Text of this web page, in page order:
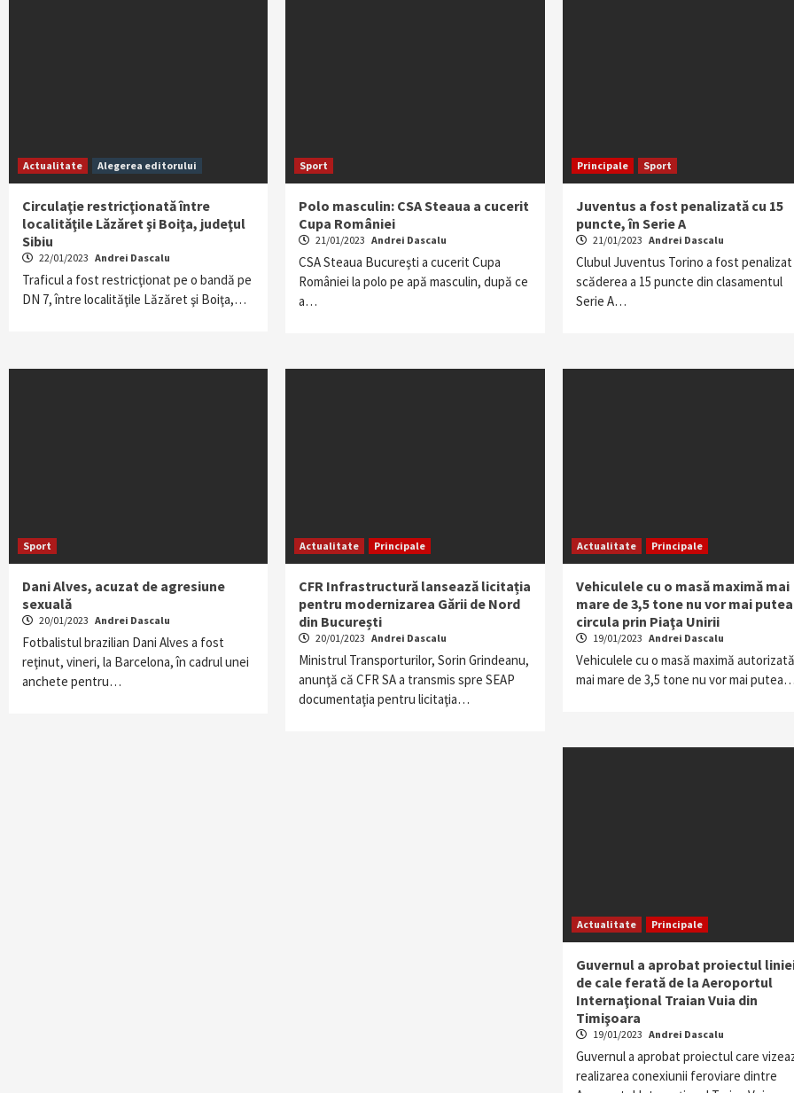
Actualitate Alegerea editorului
Circulaţie restricţionată între
localităţile Lăzăret şi Boiţa, judeţul
Sibiu
22/01/2023 Andrei Dascalu
Traficul a fost restricţionat pe o bandă pe
DN 7, între localităţile Lăzăret şi Boiţa,…
Sport
Polo masculin: CSA Steaua a cucerit
Cupa României
21/01/2023 Andrei Dascalu
CSA Steaua Bucureşti a cucerit Cupa
României la polo pe apă masculin, după ce
a…
Principale Sport
Juventus a fost penalizată cu 15
puncte, în Serie A
21/01/2023 Andrei Dascalu
Clubul Juventus Torino a fost penalizat
scăderea a 15 puncte din clasamentul
Serie A…
Sport
Dani Alves, acuzat de agresiune
sexuală
20/01/2023 Andrei Dascalu
Fotbalistul brazilian Dani Alves a fost
reţinut, vineri, la Barcelona, în cadrul unei
anchete pentru…
Actualitate Principale
CFR Infrastructură lansează licitația
pentru modernizarea Gării de Nord
din București
20/01/2023 Andrei Dascalu
Ministrul Transporturilor, Sorin Grindeanu,
anunţă că CFR SA a transmis spre SEAP
documentaţia pentru licitaţia…
Actualitate Principale
Vehiculele cu o masă maximă mai
mare de 3,5 tone nu vor mai putea
circula prin Piaţa Unirii
19/01/2023 Andrei Dascalu
Vehiculele cu o masă maximă autorizată
mai mare de 3,5 tone nu vor mai
Actualitate Principale
Guvernul a aprobat proiectul
de cale ferată de la Aeroportul
Internaţional Traian Vuia din
Timişoara
19/01/2023 Andrei Dascalu
Guvernul a aprobat proiectul care
realizarea conexiunii feroviare dintre